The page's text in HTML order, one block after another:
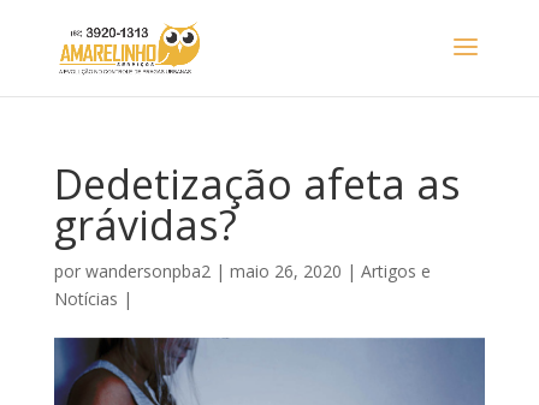
Dedetização afeta as
grávidas?
por wandersonpba2| maio 26, 2020 | Artigos e
Notícias |